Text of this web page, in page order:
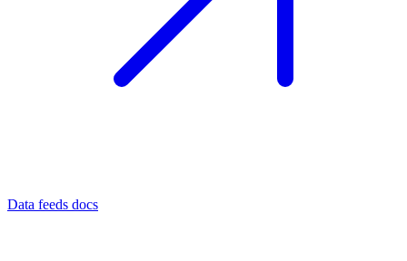
Data feeds docs